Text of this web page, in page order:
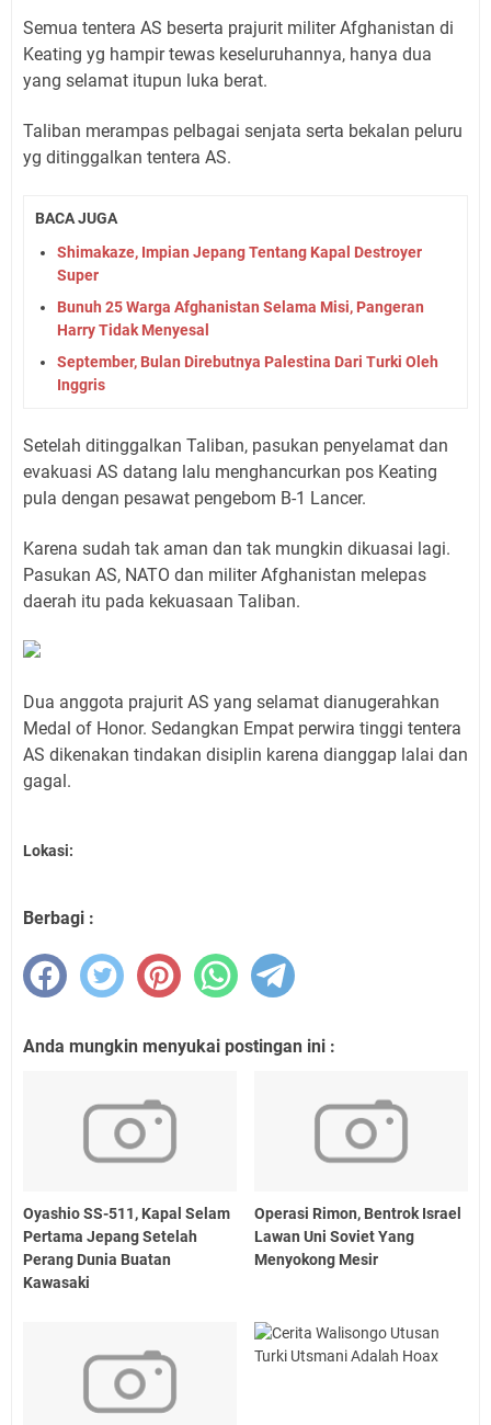
Semua tentera AS beserta prajurit militer Afghanistan di
Keating yg hampir tewas keseluruhannya, hanya dua
yang selamat itupun luka berat.
Taliban merampas pelbagai senjata serta bekalan peluru
yg ditinggalkan tentera AS.
BACA JUGA
Shimakaze, Impian Jepang Tentang Kapal Destroyer
Super
Bunuh 25 Warga Afghanistan Selama Misi, Pangeran
Harry Tidak Menyesal
September, Bulan Direbutnya Palestina Dari Turki Oleh
Inggris
Setelah ditinggalkan Taliban, pasukan penyelamat dan
evakuasi AS datang lalu menghancurkan pos Keating
pula dengan pesawat pengebom B-1 Lancer.
Karena sudah tak aman dan tak mungkin dikuasai lagi.
Pasukan AS, NATO dan militer Afghanistan melepas
daerah itu pada kekuasaan Taliban.
Dua anggota prajurit AS yang selamat dianugerahkan
Medal of Honor. Sedangkan Empat perwira tinggi tentera
AS dikenakan tindakan disiplin karena dianggap lalai dan
gagal.
Lokasi:
Berbagi :
Anda mungkin menyukai postingan ini :
Oyashio SS-511, Kapal Selam
Pertama Jepang Setelah
Perang Dunia Buatan
Kawasaki
Operasi Rimon, Bentrok Israel
Lawan Uni Soviet Yang
Menyokong Mesir